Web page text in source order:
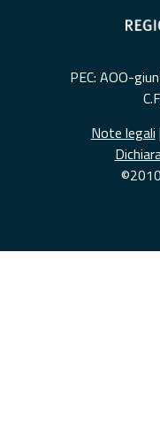
PEC: AOO-
Note legali |